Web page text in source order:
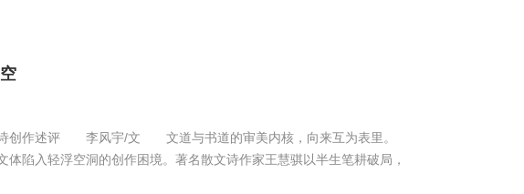
创作述评 李风宇/文 文道与书道的审美内核，向来互为表里。
陷入轻浮空洞的创作困境。著名散文诗作家王慧骐以半生笔耕破局，